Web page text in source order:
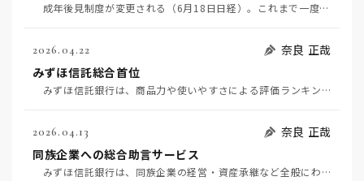
成年後見制度が変更される（6月18日日経）。これまで一度後見人が就くと終身だったのが、途中でやめら…
2026.04.22
奈良 正哉
みずほ信託総合首位
みずほ信託銀行は、商品力や使いやすさによる評価ランキングで初の総合首位となった。（4月22日日経評…
2026.04.13
奈良 正哉
同族企業への総合助言サービス
みずほ信託銀行は、同族企業の経営・資産承継など全般にわたる助言サービスを開始する（4月7日日経）。…